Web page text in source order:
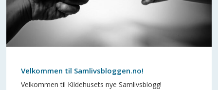
Velkommen til Samlivsbloggen.no!
Velkommen til Kildehusets nye Samlivsblogg!